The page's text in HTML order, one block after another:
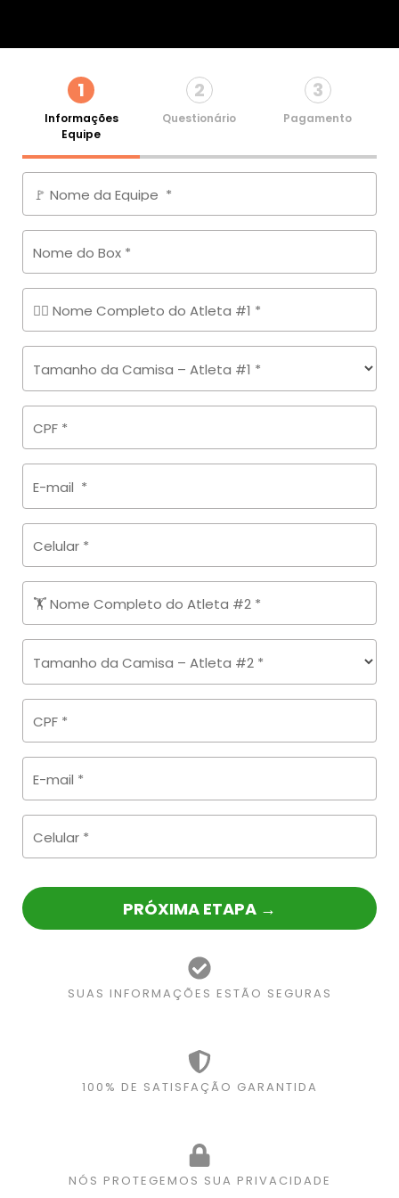
1
Informações
Equipe
2
Questionário
3
Pagamento
🚩 Nome da Equipe *
Nome do Box *
🏋️‍♂️ Nome Completo do Atleta #1 *
Tamanho da Camisa – Atleta #1 *
CPF *
E-mail *
Celular *
🏋️ Nome Completo do Atleta #2 *
Tamanho da Camisa – Atleta #2 *
CPF *
E-mail *
Celular *
PRÓXIMA ETAPA →
SUAS INFORMAÇÕES ESTÃO SEGURAS
100% DE SATISFAÇÃO GARANTIDA
NÓS PROTEGEMOS SUA PRIVACIDADE